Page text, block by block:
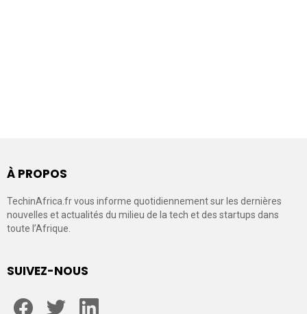
À PROPOS
TechinAfrica.fr vous informe quotidiennement sur les dernières
nouvelles et actualités du milieu de la tech et des startups dans
toute l’Afrique.
SUIVEZ-NOUS